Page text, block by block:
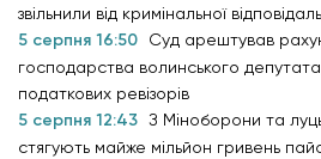
звільнили від кримінальної
5 серпня 16:50
Суд арештував
господарства волинського
податкових ревізорів
5 серпня 12:43 З Міноборони та
стягують майже мільйон гривень